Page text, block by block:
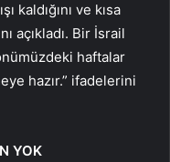
kaldığını ve kısa
açıkladı. Bir İsrail
haftalar
hazır.” ifadelerini
YOK